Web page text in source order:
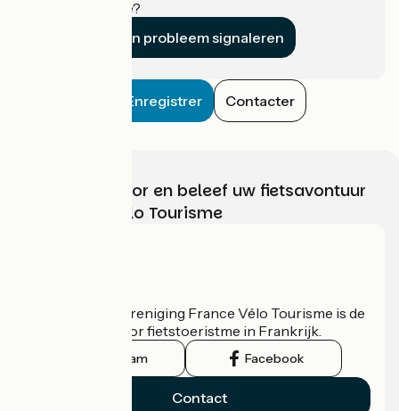
accommodatie?
Een probleem signaleren
Enregistrer Contacter
Kies, bereid voor en beleef uw fietsavontuur
met France Vélo Tourisme
De nationale vereniging France Vélo Tourisme is de
officiële gids voor fietstoeristme in Frankrijk.
Instagram Facebook
Contact